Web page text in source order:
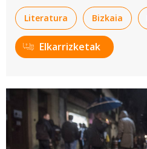
Literatura
Bizkaia
Elkarrizketak